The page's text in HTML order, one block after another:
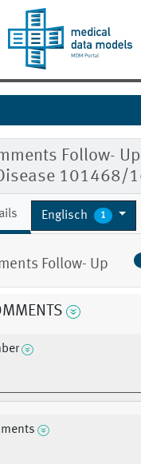
Follow-
101468/
Englisch 1
Follow- Up